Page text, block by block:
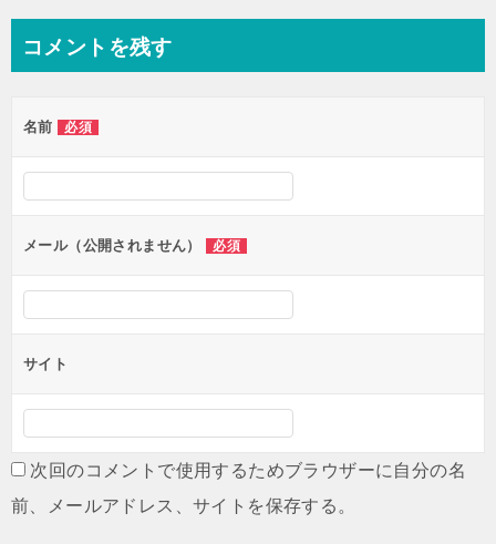
ビ
ー
シ
ン
コメントを残す
名前 必須
メール（公開されません） 必須
サイト
次回のコメントで使用するためブラウザーに自分の名
前、メールアドレス、サイトを保存する。